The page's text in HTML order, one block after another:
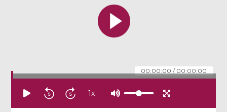
00:00:00 / 00:00:00
1x